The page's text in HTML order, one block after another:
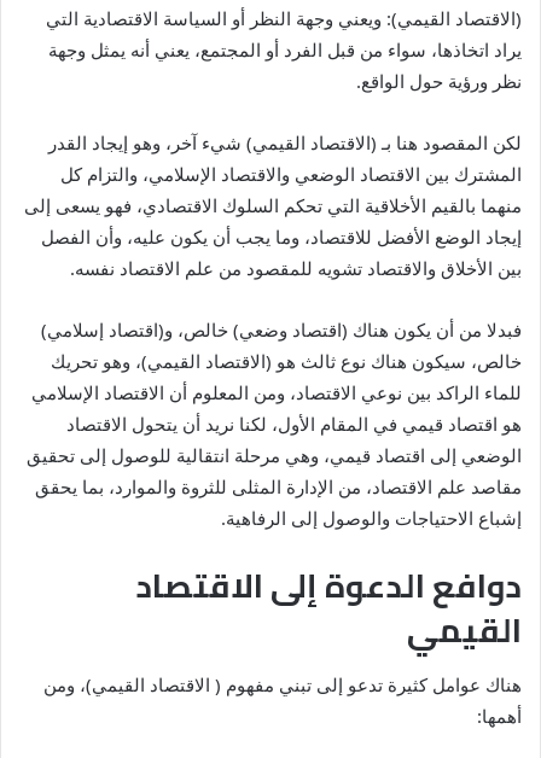
(الاقتصاد القيمي): ويعني وجهة النظر أو السياسة الاقتصادية التي
يراد اتخاذها، سواء من قبل الفرد أو المجتمع، يعني أنه يمثل وجهة
نظر ورؤية حول الواقع.
لكن المقصود هنا بـ (الاقتصاد القيمي) شيء آخر، وهو إيجاد القدر
المشترك بين الاقتصاد الوضعي والاقتصاد الإسلامي، والتزام كل
منهما بالقيم الأخلاقية التي تحكم السلوك الاقتصادي، فهو يسعى إلى
إيجاد الوضع الأفضل للاقتصاد، وما يجب أن يكون عليه، وأن الفصل
بين الأخلاق والاقتصاد تشويه للمقصود من علم الاقتصاد نفسه.
فبدلا من أن يكون هناك (اقتصاد وضعي) خالص، و(اقتصاد إسلامي)
خالص، سيكون هناك نوع ثالث هو (الاقتصاد القيمي)، وهو تحريك
للماء الراكد بين نوعي الاقتصاد، ومن المعلوم أن الاقتصاد الإسلامي
هو اقتصاد قيمي في المقام الأول، لكنا نريد أن يتحول الاقتصاد
الوضعي إلى اقتصاد قيمي، وهي مرحلة انتقالية للوصول إلى تحقيق
مقاصد علم الاقتصاد، من الإدارة المثلى للثروة والموارد، بما يحقق
إشباع الاحتياجات والوصول إلى الرفاهية.
دوافع الدعوة إلى الاقتصاد
القيمي
هناك عوامل كثيرة تدعو إلى تبني مفهوم ( الاقتصاد القيمي)، ومن
أهمها: